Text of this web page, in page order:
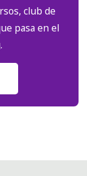
club de
pasa en el